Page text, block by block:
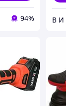
94% В